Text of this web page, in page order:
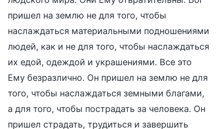
пришел на землю не для того, чтобы
наслаждаться материальными подношениями
людей, как и не для того, чтобы наслаждаться
их едой, одеждой и украшениями. Все это
Ему безразлично. Он пришел на землю не для
того, чтобы наслаждаться земными благами,
а для того, чтобы пострадать за человека. Он
пришел страдать, трудиться и завершить